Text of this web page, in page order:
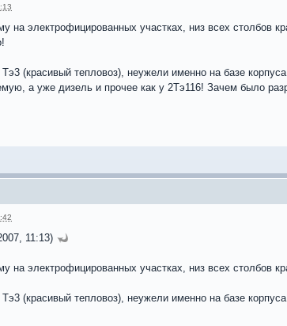
на электрофицированных участках, низ всех столбов
(красивый тепловоз), неужели именно на базе
а уже дизель и прочее как у 2Тэ116! Зачем было
11:13)
на электрофицированных участках, низ всех столбов
(красивый тепловоз), неужели именно на базе